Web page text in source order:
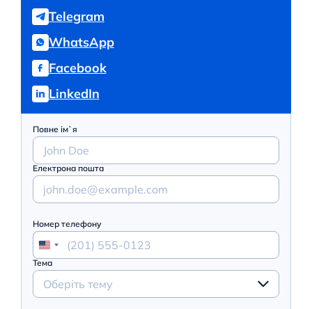
Telegram
WhatsApp
Facebook
LinkedIn
Повне ім`я
Електрона пошта
Номер телефону
Тема
Оберіть тему